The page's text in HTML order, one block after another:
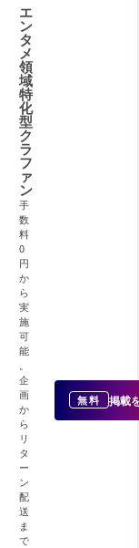
エ
ン
タ
メ
領
域
特
化
型
ク
ラ
フ
ァ
ン
手
数
料
0
円
か
ら
実
施
可
能
企
画
か
ら
リ
タ
ー
ン
配
送
ま
で
無料 掲載